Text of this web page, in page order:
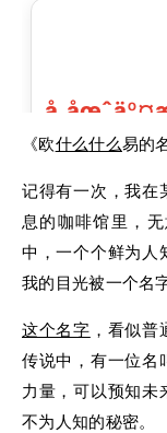
《欧什么什么易的
记得有一次，我在
息的咖啡馆里，
中，一个个鲜为人
我的目光被一个名
这个名字 ，看似
传说中，有一位名
力量，可以预知未
不为人知的秘密。